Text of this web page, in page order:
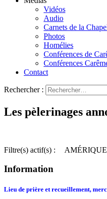
Vidéos
Audio
Carnets de la
Photos
Homélies
Conférences de
Conférences
Contact
Rechercher :
Les pèlerinages
Filtre(s) actif(s) :
Information
Lieu de prière et recueillement,